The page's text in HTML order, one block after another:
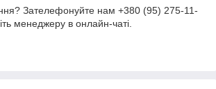
Зателефонуйте нам +380 (95) 275-11-
менеджеру в онлайн-чаті.